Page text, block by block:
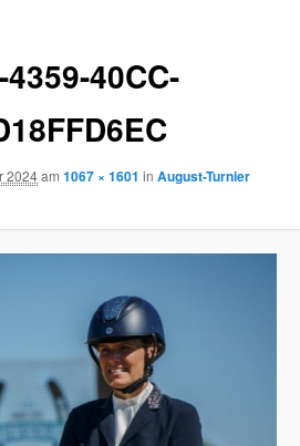
40CC-
2024am1067 × 1601 inAugust-Turnier